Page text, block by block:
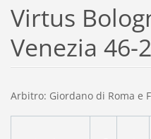
Virtus
Venezia 46-
Arbitro: Giordano di Roma e